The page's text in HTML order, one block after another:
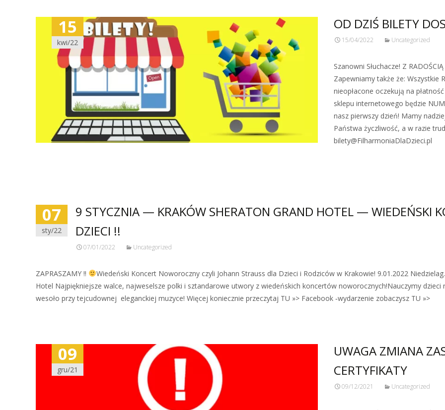
15
kwi/22
OD DZIŚ BILETY
15/04/2022 Uncategorized
Szanowni Słuchacze! Z
Zapewniamy także że:
nieopłacone oczekują na
sklepu internetowego będzie
nasz pierwszy dzień! Mamy
Państwa życzliwość, a w razie
bilety@FilharmoniaDlaDzieci.pl
07
sty/22
9 STYCZNIA — KRAKÓW SHERATON GRAND HOTEL — WIEDEŃSKI
DZIECI !!
07/01/2022 Uncategorized
ZAPRASZAMY !!
Wiedeński Koncert Noworoczny czyli Johann Strauss dla Dzieci i Rodziców w Krakowie! 9.01.2022
Hotel Najpiękniejsze walce, najweselsze polki i sztandarowe utwory z wiedeńskich koncertów noworocznych!Nauczymy
wesoło przy tejcudownej eleganckiej muzyce! Więcej koniecznie przeczytaj TU »> Facebook ‑wydarzenie zobaczysz TU »>
09
gru/21
UWAGA ZMIANA
CERTYFIKATY
09/12/2021 Uncategorized